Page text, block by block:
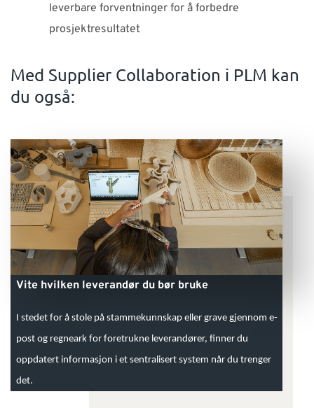
leverbare forventninger for å forbedre
prosjektresultatet
Med Supplier Collaboration i PLM kan
du også:
Vite hvilken leverandør du bør bruke
I stedet for å stole på stammekunnskap eller grave gjennom e-
post og regneark for foretrukne leverandører, finner du
oppdatert informasjon i et sentralisert system når du trenger
det.